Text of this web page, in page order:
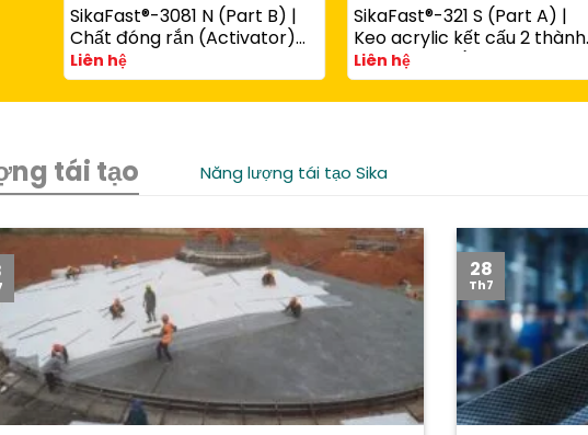
SikaFast®-3081 N (Part B) |
Chất đóng rắn (Activator)
cho keo acrylic kết cấu
SikaFast® 3100 Series
Liên hệ
SikaFast®-321 S (Part A) |
Keo acrylic kết cấu 2 thành
phần đóng rắn nhanh có hạt
chêm dùng với
SikaFast®-3081 N Part B
Liên hệ
tái tạo Năng lượng tái tạo Sika
28
Th7